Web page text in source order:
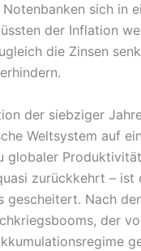
sich in
der Inflation
die Zinsen
der siebziger
Weltsystem auf
globaler
zurückkehrt – ist
gescheitert. Nach
der